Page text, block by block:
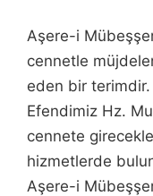
Aşere-i
cennetle
eden bir
Efendimiz Hz.
cennete
hizmetlerde
Aşere-i